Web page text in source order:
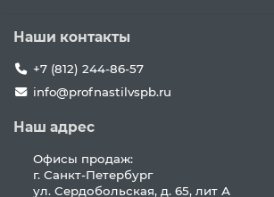
Наши контакты
+7 (812) 244-86-57
info@profnastilvspb.ru
Наш адрес
Офисы продаж:
г. Санкт-Петербург
ул. Сердобольская, д. 65, лит А